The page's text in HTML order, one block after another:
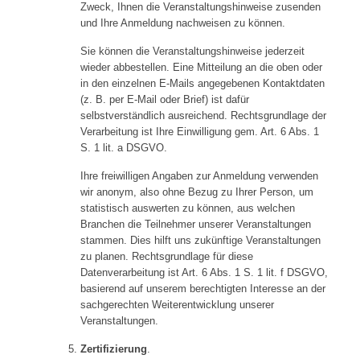
Zweck, Ihnen die Veranstaltungshinweise zusenden
und Ihre Anmeldung nachweisen zu können.
Sie können die Veranstaltungshinweise jederzeit
wieder abbestellen. Eine Mitteilung an die oben oder
in den einzelnen E-Mails angegebenen Kontaktdaten
(z. B. per E-Mail oder Brief) ist dafür
selbstverständlich ausreichend. Rechtsgrundlage der
Verarbeitung ist Ihre Einwilligung gem. Art. 6 Abs. 1
S. 1 lit. a DSGVO.
Ihre freiwilligen Angaben zur Anmeldung verwenden
wir anonym, also ohne Bezug zu Ihrer Person, um
statistisch auswerten zu können, aus welchen
Branchen die Teilnehmer unserer Veranstaltungen
stammen. Dies hilft uns zukünftige Veranstaltungen
zu planen. Rechtsgrundlage für diese
Datenverarbeitung ist Art. 6 Abs. 1 S. 1 lit. f DSGVO,
basierend auf unserem berechtigten Interesse an der
sachgerechten Weiterentwicklung unserer
Veranstaltungen.
Zertifizierung.